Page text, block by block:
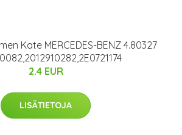
Kate MERCEDES-BENZ 4.80327
2.4 EUR
LISÄTIETOJA